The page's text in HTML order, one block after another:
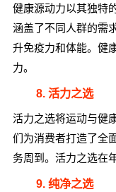
健康源动力以其独特
涵盖了不同人群的需
升免疫力和体能。健
力。
8. 活力之选
活力之选将运动与健
们为消费者打造了全
务周到。活力之选在
9. 纯净之选